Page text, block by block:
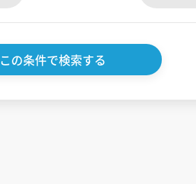
この条件で検索する